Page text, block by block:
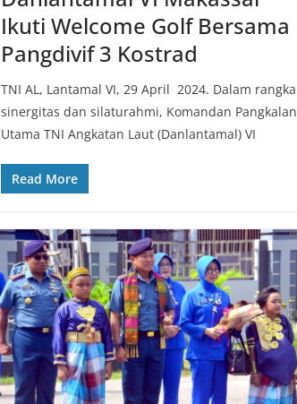
Ikuti Welcome Golf Bersama
Pangdivif 3 Kostrad
TNI AL, Lantamal VI, 29 April 2024. Dalam rangka
sinergitas dan silaturahmi, Komandan Pangkalan
Utama TNI Angkatan Laut (Danlantamal) VI
Read More